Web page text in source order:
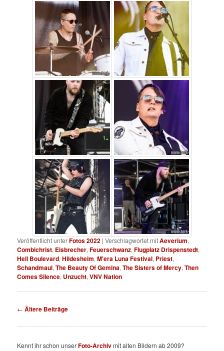
Veröffentlicht unterFotos 2022 |Verschlagwortet mitAeverium,
Combichrist, Eisbrecher,Feuerschwanz,Flugplatz Drispenstedt,
Hell Boulevard,Hildesheim,M'era Luna Festival, Priest,
Schandmaul,The Beauty Of Gemina,The Sisters of Mercy,Then
Comes Silence, Unzucht,VNV Nation
Beitragsnavigation
← Ältere Beiträge
Kennt ihr schon unserFoto-Archivmit alten Bildern ab 2009?